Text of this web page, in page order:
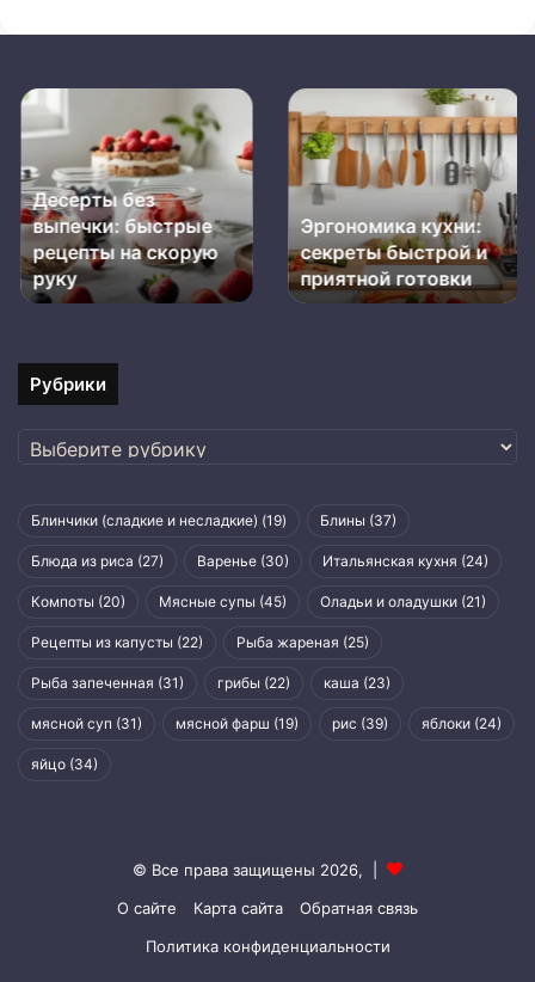
Десерты
быстрые
рецепты
на
скорую
руку
Десерты без
выпечки: быстрые
рецепты на скорую
руку
Эргономика
кухни:
секреты
быстрой
приятной
готовки
Эргономика кухни:
секреты быстрой и
приятной готовки
Рубрики
Рубрики
Блинчики (сладкие и несладкие) (19) Блины (37)
Блюда из риса (27) Варенье (30) Итальянская кухня (24)
Компоты (20) Мясные супы (45) Оладьи и оладушки (21)
Рецепты из капусты (22) Рыба жареная (25)
Рыба запеченная (31) грибы (22) каша (23)
мясной суп (31) мясной фарш (19) рис (39) яблоки (24)
яйцо (34)
© Все права защищены 2026, |
О сайте
Карта сайта
Обратная связь
Политика конфиденциальности